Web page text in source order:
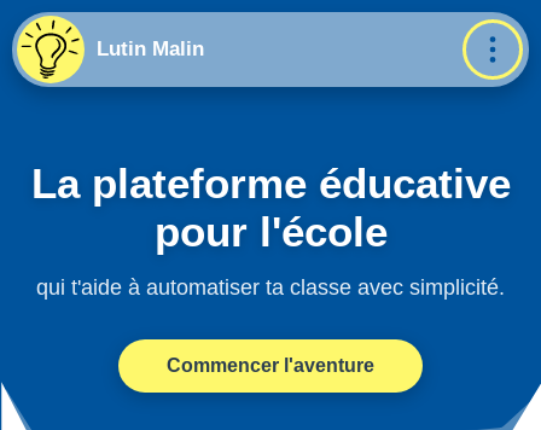
Lutin Malin
La plateforme éducative
pour l'école
qui t'aide à automatiser ta classe avec simplicité.
Commencer l'aventure